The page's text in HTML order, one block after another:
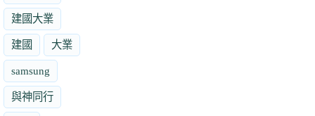
建國大業
建國 大業
samsung
與神同行